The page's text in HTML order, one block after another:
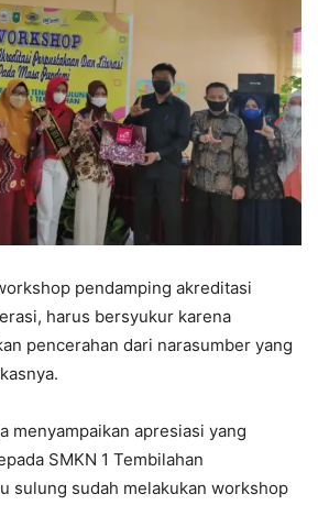
pendamping akreditasi
harus bersyukur karena
pencerahan dari narasumber yang
menyampaikan apresiasi yang
SMKN 1 Tembilahan
sulung sudah melakukan workshop